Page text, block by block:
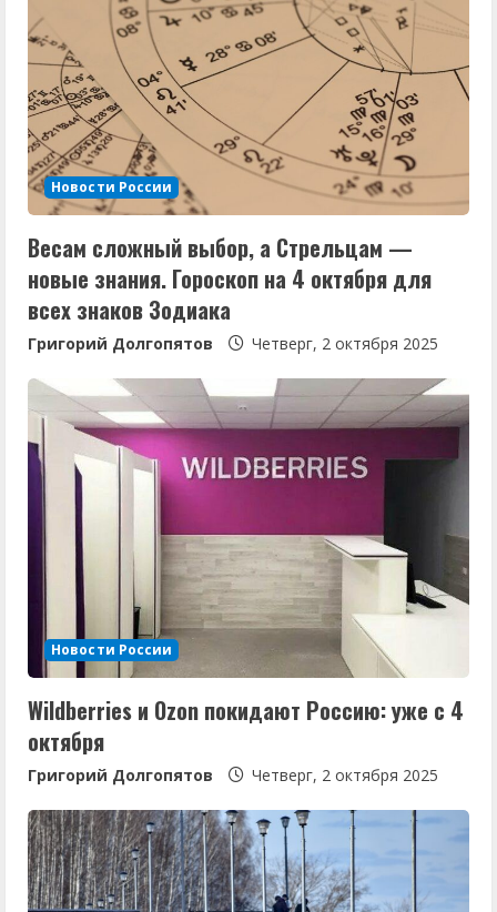
ь
ч
т
е
н
и
е
Новости России
Весам сложный выбор, а Стрельцам —
новые знания. Гороскоп на 4 октября для
всех знаков Зодиака
Григорий Долгопятов Четверг, 2 октября 2025
Новости России
Wildberries и Ozon покидают Россию: уже с 4
октября
Григорий Долгопятов Четверг, 2 октября 2025